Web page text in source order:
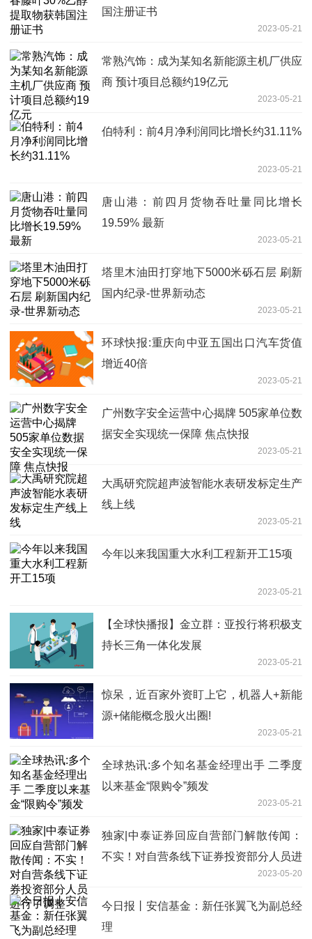
国注册证书
2023-05-21
常熟汽饰：成为某知名新能源主机厂供应
商 预计项目总额约19亿元
2023-05-21
伯特利：前4月净利润同比增长约31.11%
2023-05-21
唐山港：前四月货物吞吐量同比增长
19.59% 最新
2023-05-21
塔里木油田打穿地下5000米砾石层 刷新
国内纪录-世界新动态
2023-05-21
环球快报:重庆向中亚五国出口汽车货值
增近40倍
2023-05-21
广州数字安全运营中心揭牌 505家单位数
据安全实现统一保障 焦点快报
2023-05-21
大禹研究院超声波智能水表研发标定生产
线上线
2023-05-21
今年以来我国重大水利工程新开工15项
2023-05-21
【全球快播报】金立群：亚投行将积极支
持长三角一体化发展
2023-05-21
惊呆，近百家外资盯上它，机器人+新能
源+储能概念股火出圈!
2023-05-21
全球热讯:多个知名基金经理出手 二季度
以来基金“限购令”频发
2023-05-21
独家|中泰证券回应自营部门解散传闻：
不实！对自营条线下证券投资部分人员进
2023-05-20
今日报丨安信基金：新任张翼飞为副总经
理